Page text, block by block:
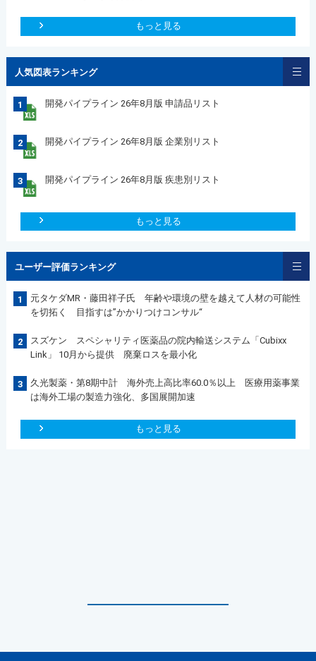
もっと見る
人気図表ランキング
1 開発パイプライン 26年8月版 申請品リスト
2 開発パイプライン 26年8月版 企業別リスト
3 開発パイプライン 26年8月版 疾患別リスト
もっと見る
ユーザー評価ランキング
1
元タケダMR・藤田祥子氏 年齢や環境の壁を越えて人材の可能性
を切拓く 目指すは”かかりつけコンサル“
2
スズケン スペシャリティ医薬品の院内輸送システム「Cubixx
Link」 10月から提供 廃棄ロスを最小化
3
久光製薬・第8期中計 海外売上高比率60.0％以上 医療用薬事業
は海外工場の製造力強化、多国展開加速
もっと見る